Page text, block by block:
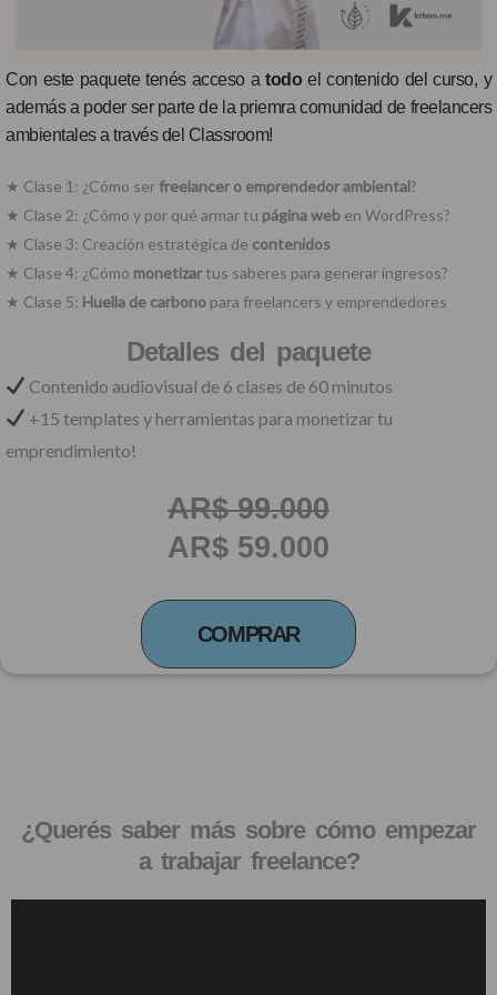
Con este paquete tenés acceso atodo el contenido del curso, y
además a poder ser parte de la priemra comunidad de freelancers
ambientales a través del Classroom!
★ Clase 1: ¿Cómo ser freelancer o emprendedor ambiental?
★ Clase 2: ¿Cómo y por qué armar tu página web en WordPress?
★ Clase 3: Creación estratégica de contenidos
★ Clase 4: ¿Cómo monetizartus saberes para generar ingresos?
★ Clase 5: Huella de carbono para freelancers y emprendedores
Detalles del paquete
Contenido audiovisual de 6 clases de 60 minutos
+15 templates y herramientas para monetizar tu
emprendimiento!
AR$ 99.000
AR$ 59.000
COMPRAR
¿Querés saber más sobre cómo empezar
a trabajar freelance?